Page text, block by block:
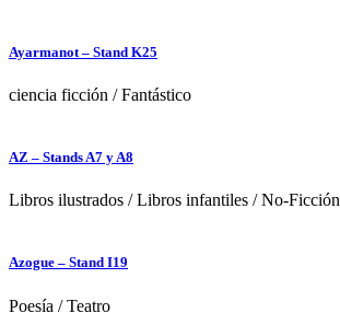
Ayarmanot – Stand K25
ciencia ficción /Fantástico
AZ – Stands A7 y A8
Libros ilustrados /Libros infantiles /No-Ficción
Azogue – Stand I19
Poesía /Teatro